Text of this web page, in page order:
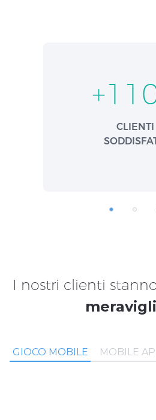
+
CLIENTI
I nostri clienti
GIOCO MOBILE MOBILE